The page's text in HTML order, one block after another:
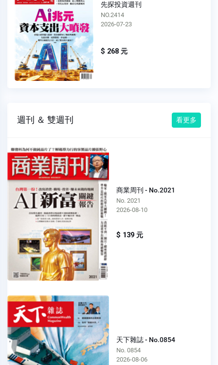
先探投資週刊
NO.2414
2026-07-23
$ 268 元
週刊 ＆ 雙週刊 看更多
商業周刊 - No.2021
No. 2021
2026-08-10
$ 139 元
天下雜誌 - No.0854
No. 0854
2026-08-06